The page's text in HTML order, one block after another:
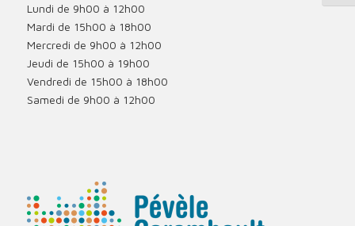
Lundi de 9h00 à 12h00
Mardi de 15h00 à 18h00
Mercredi de 9h00 à 12h00
Jeudi de 15h00 à 19h00
Vendredi de 15h00 à 18h00
Samedi de 9h00 à 12h00